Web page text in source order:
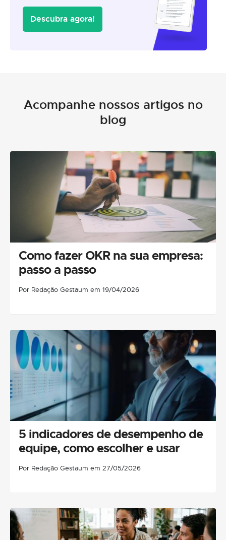
Descubra agora!
Acompanhe nossos artigos no
blog
Como fazer OKR na sua empresa:
passo a passo
Por Redação Gestaum em 19/04/2026
5 indicadores de desempenho de
equipe, como escolher e usar
Por Redação Gestaum em 27/05/2026